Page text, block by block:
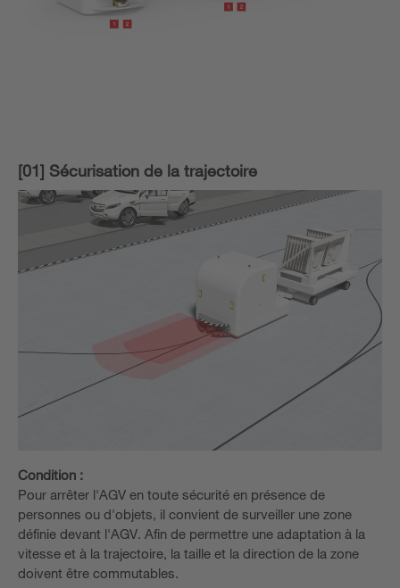
[01] Sécurisation de la trajectoire
Condition :
Pour arrêter l'AGV en toute sécurité en présence de
personnes ou d'objets, il convient de surveiller une zone
définie devant l'AGV. Afin de permettre une adaptation à la
vitesse et à la trajectoire, la taille et la direction de la zone
doivent être commutables.